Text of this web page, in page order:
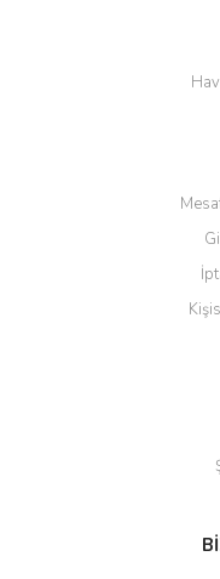
Ürün resmi kalitesiz,
Ürün açıklamasında
Ürün bilgilerinde
Ürün fiyatı diğer